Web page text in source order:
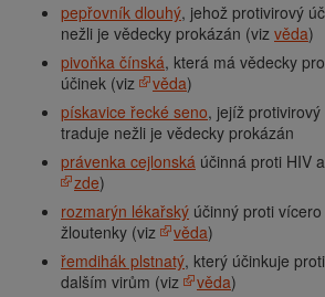
pepřovník dlouhý, jehož protivirový
nežli je vědecky prokázán (viz věda)
pivoňka čínská, která má vědecky
účinek (viz
věda)
pískavice řecké seno, jejíž
traduje nežli je vědecky prokázán
právenka cejlonská účinná proti HIV
zde)
rozmarýn lékařský účinný proti
žloutenky (viz
věda)
řemdihák plstnatý, který účinkuje
dalším virům (viz
věda)